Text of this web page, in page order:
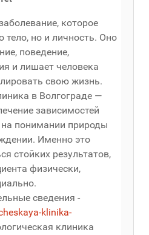
которое
тело, но и личность. Оно
поведение,
и лишает человека
свою жизнь.
в Волгограде —
зависимостей
понимании природы
Именно это
стойких результатов,
физически,
сведения -
klinika-
клиника